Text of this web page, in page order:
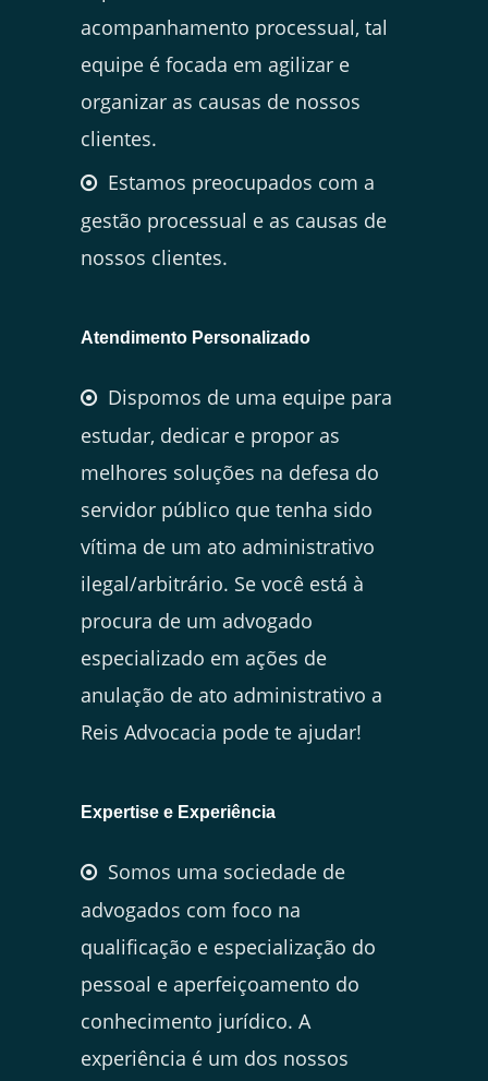
acompanhamento processual, tal
equipe é focada em agilizar e
organizar as causas de nossos
clientes.
Estamos preocupados com a
gestão processual e as causas de
nossos clientes.
Atendimento Personalizado
Dispomos de uma equipe para
estudar, dedicar e propor as
melhores soluções na defesa do
servidor público que tenha sido
vítima de um ato administrativo
ilegal/arbitrário. Se você está à
procura de um advogado
especializado em ações de
anulação de ato administrativo a
Reis Advocacia pode te ajudar!
Expertise e Experiência
Somos uma sociedade de
advogados com foco na
qualificação e especialização do
pessoal e aperfeiçoamento do
conhecimento jurídico. A
experiência é um dos nossos